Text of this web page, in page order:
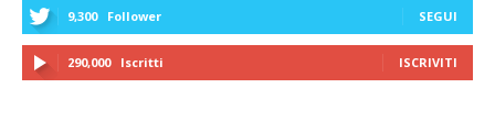
9,300 Follower SEGUI
290,000 Iscritti ISCRIVITI